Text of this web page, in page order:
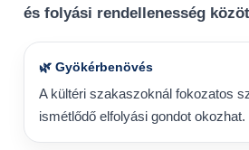
és folyási rendellenesség
🌿 Gyökérbenövés
A kültéri szakaszoknál fokozatos
ismétlődő elfolyási gondot okozhat.